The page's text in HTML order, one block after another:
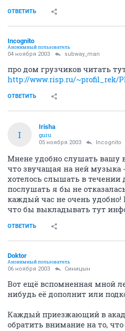
ОТВЕТИТЬ
Incognito
Анонимный пользователь
04 ноября 2003 subway_man
про дом грузчиков читать
http://www.risp.ru/~profil_rek/
ОТВЕТИТЬ
I
Irisha
guru
05 ноября 2003 Incognito
Мнене удобно слушать вашу
что звучащая на ней музыка
хотелось слышать в течении
послушать я бы не
каждый час не очень удобно!
что бы выкладывать тут
ОТВЕТИТЬ
Doktor
Анонимный пользователь
06 ноября 2003 Синицын
Вот ещё вспомненная мной
нибудь её дополнит или
Каждый приезжающий в
обратить внимание на то, что